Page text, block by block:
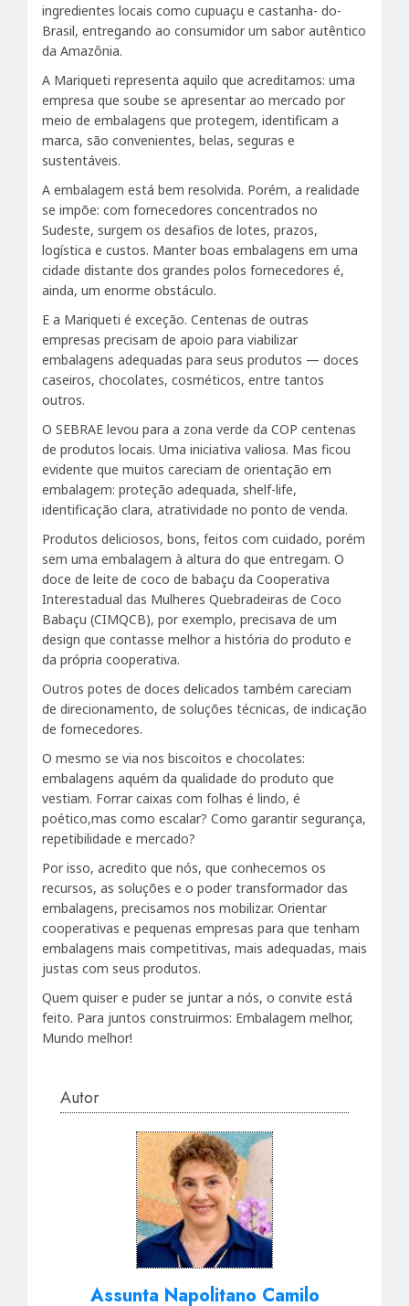
ingredientes locais como cupuaçu e castanha- do-
Brasil, entregando ao consumidor um sabor autêntico
da Amazônia.
A Mariqueti representa aquilo que acreditamos: uma
empresa que soube se apresentar ao mercado por
meio de embalagens que protegem, identificam a
marca, são convenientes, belas, seguras e
sustentáveis.
A embalagem está bem resolvida. Porém, a realidade
se impõe: com fornecedores concentrados no
Sudeste, surgem os desafios de lotes, prazos,
logística e custos. Manter boas embalagens em uma
cidade distante dos grandes polos fornecedores é,
ainda, um enorme obstáculo.
E a Mariqueti é exceção. Centenas de outras
empresas precisam de apoio para viabilizar
embalagens adequadas para seus produtos — doces
caseiros, chocolates, cosméticos, entre tantos
outros.
O SEBRAE levou para a zona verde da COP centenas
de produtos locais. Uma iniciativa valiosa. Mas ficou
evidente que muitos careciam de orientação em
embalagem: proteção adequada, shelf-life,
identificação clara, atratividade no ponto de venda.
Produtos deliciosos, bons, feitos com cuidado, porém
sem uma embalagem à altura do que entregam. O
doce de leite de coco de babaçu da Cooperativa
Interestadual das Mulheres Quebradeiras de Coco
Babaçu (CIMQCB), por exemplo, precisava de um
design que contasse melhor a história do produto e
da própria cooperativa.
Outros potes de doces delicados também careciam
de direcionamento, de soluções técnicas, de indicação
de fornecedores.
O mesmo se via nos biscoitos e chocolates:
embalagens aquém da qualidade do produto que
vestiam. Forrar caixas com folhas é lindo, é
poético,mas como escalar? Como garantir segurança,
repetibilidade e mercado?
Por isso, acredito que nós, que conhecemos os
recursos, as soluções e o poder transformador das
embalagens, precisamos nos mobilizar. Orientar
cooperativas e pequenas empresas para que tenham
embalagens mais competitivas, mais adequadas, mais
justas com seus produtos.
Quem quiser e puder se juntar a nós, o convite está
feito. Para juntos construirmos: Embalagem melhor,
Mundo melhor!
Autor
Assunta Napolitano Camilo